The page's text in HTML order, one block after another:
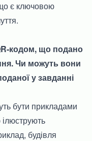
є ключовою
кодом, що подано
Чи можуть вони
у завданні
бути прикладами
ілюструють
будівля